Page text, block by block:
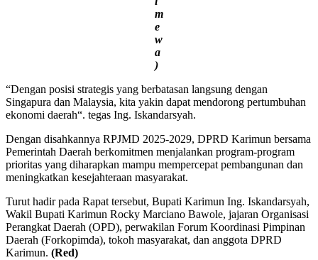
m
e
w
a
)
“Dengan posisi strategis yang berbatasan langsung dengan
Singapura dan Malaysia, kita yakin dapat mendorong pertumbuhan
ekonomi daerah“. tegas Ing. Iskandarsyah.
Dengan disahkannya RPJMD 2025-2029, DPRD Karimun bersama
Pemerintah Daerah berkomitmen menjalankan program-program
prioritas yang diharapkan mampu mempercepat pembangunan dan
meningkatkan kesejahteraan masyarakat.
Turut hadir pada Rapat tersebut, Bupati Karimun Ing. Iskandarsyah,
Wakil Bupati Karimun Rocky Marciano Bawole, jajaran Organisasi
Perangkat Daerah (OPD), perwakilan Forum Koordinasi Pimpinan
Daerah (Forkopimda), tokoh masyarakat, dan anggota DPRD
Karimun. (Red)